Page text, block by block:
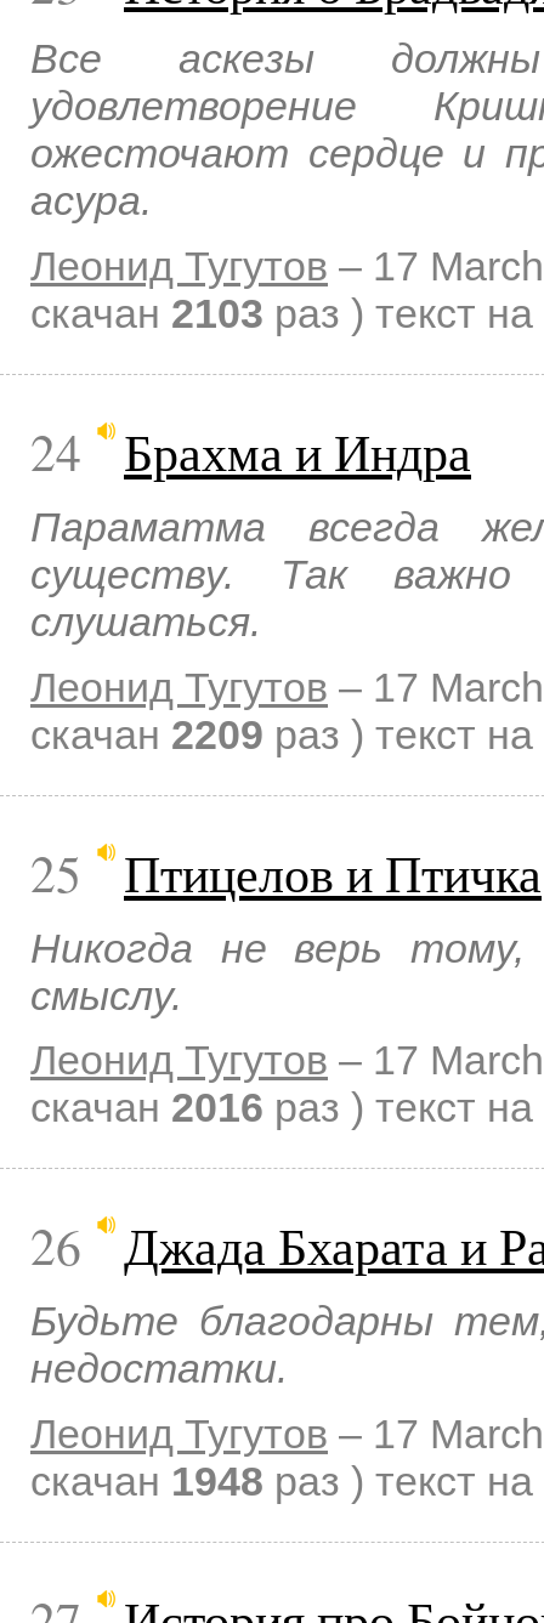
Все аскезы
удовлетворение
ожесточают сердце и
асура.
Леонид Тугутов – 17
скачан 2103 раз ) текст
24 Брахма и Индра
Параматма всегда
существу. Так
слушаться.
Леонид Тугутов – 17
скачан 2209 раз ) текст
25 Птицелов и Птичка
Никогда не верь
смыслу.
Леонид Тугутов – 17
скачан 2016 раз ) текст
26 Джада Бхарата и
Будьте благодарны
недостатки.
Леонид Тугутов – 17
скачан 1948 раз ) текст